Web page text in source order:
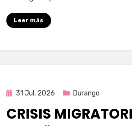
Leer más
Publicada
31 Jul, 2026 Durango
CRISIS